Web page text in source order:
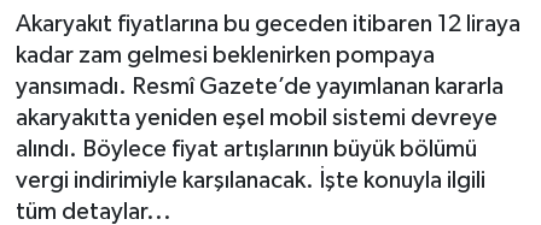
Akaryakıt fiyatlarına bu geceden itibaren 12 liraya
kadar zam gelmesi beklenirken pompaya
yansımadı. Resmî Gazete’de yayımlanan kararla
akaryakıtta yeniden eşel mobil sistemi devreye
alındı. Böylece fiyat artışlarının büyük bölümü
vergi indirimiyle karşılanacak. İşte konuyla ilgili
tüm detaylar...
EKONOMİ
Son Dakika Haberleri
Haber Arşivi